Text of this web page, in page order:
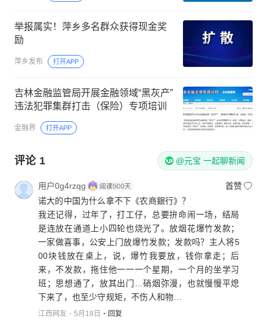
举报属实！萍乡多名群众获得现金奖
励
萍乡发布 打开APP
吉林金融监管局开展金融领域“黑灰产”
违法犯罪集群打击（保险）专项培训
金融界 打开APP
评论 1 @元宝 一起聊新闻
用户0g4rzqg
首赞
诺大的中国为什么拿不下《农商銀行》？
我还记得，过年了，打工仔，总要拚命闹一场，结局
是连放在通道上小四轮也烧光了。放烟花爆竹发款；
一家做喜事，公安上门放爆竹发款；发款吗？主人将5
00块钱放在桌上，说，爆竹我要放，钱你拿走；后
来，不发款，拖住他一一一个星期，一个月的坐学习
班；思想通了，放其出门…硝烟弥漫，也就慢慢平熄
下来了，也至少守规矩，不伤人和物…
江西网友 5月18日 回复